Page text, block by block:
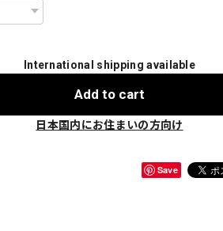
International shipping available
Add to cart
日本国内にお住まいの方向け
Save